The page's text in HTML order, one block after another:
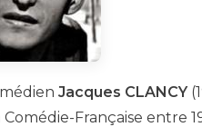
Jacques CLANCY
Française entre